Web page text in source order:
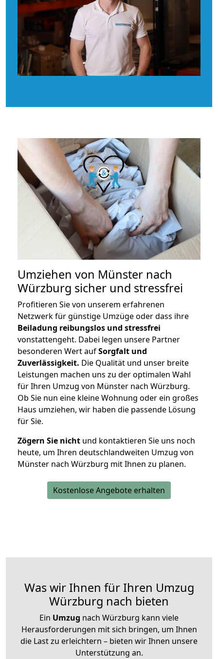
Umziehen von Münster nach
Würzburg sicher und stressfrei
Profitieren Sie von unserem erfahrenen
Netzwerk für günstige Umzüge oder dass ihre
Beiladung reibungslos und stressfrei
vonstattengeht. Dabei legen unsere Partner
besonderen Wert aufSorgfalt und
Zuverlässigkeit. Die Qualität und unser breite
Leistungen machen uns zu der optimalen Wahl
für Ihren Umzug von Münster nach Würzburg.
Ob Sie nun eine kleine Wohnung oder ein großes
Haus umziehen, wir haben die passende Lösung
für Sie.
Zögern Sie nicht und kontaktieren Sie uns noch
heute, um Ihren deutschlandweiten Umzug von
Münster nach Würzburg mit Ihnen zu planen.
Kostenlose Angebote erhalten
Was wir Ihnen für Ihren Umzug
Würzburg nach bieten
Ein Umzug nach Würzburg kann viele
Herausforderungen mit sich bringen, um Ihnen
die Last zu erleichtern – bieten wir Ihnen unsere
Unterstützung an.